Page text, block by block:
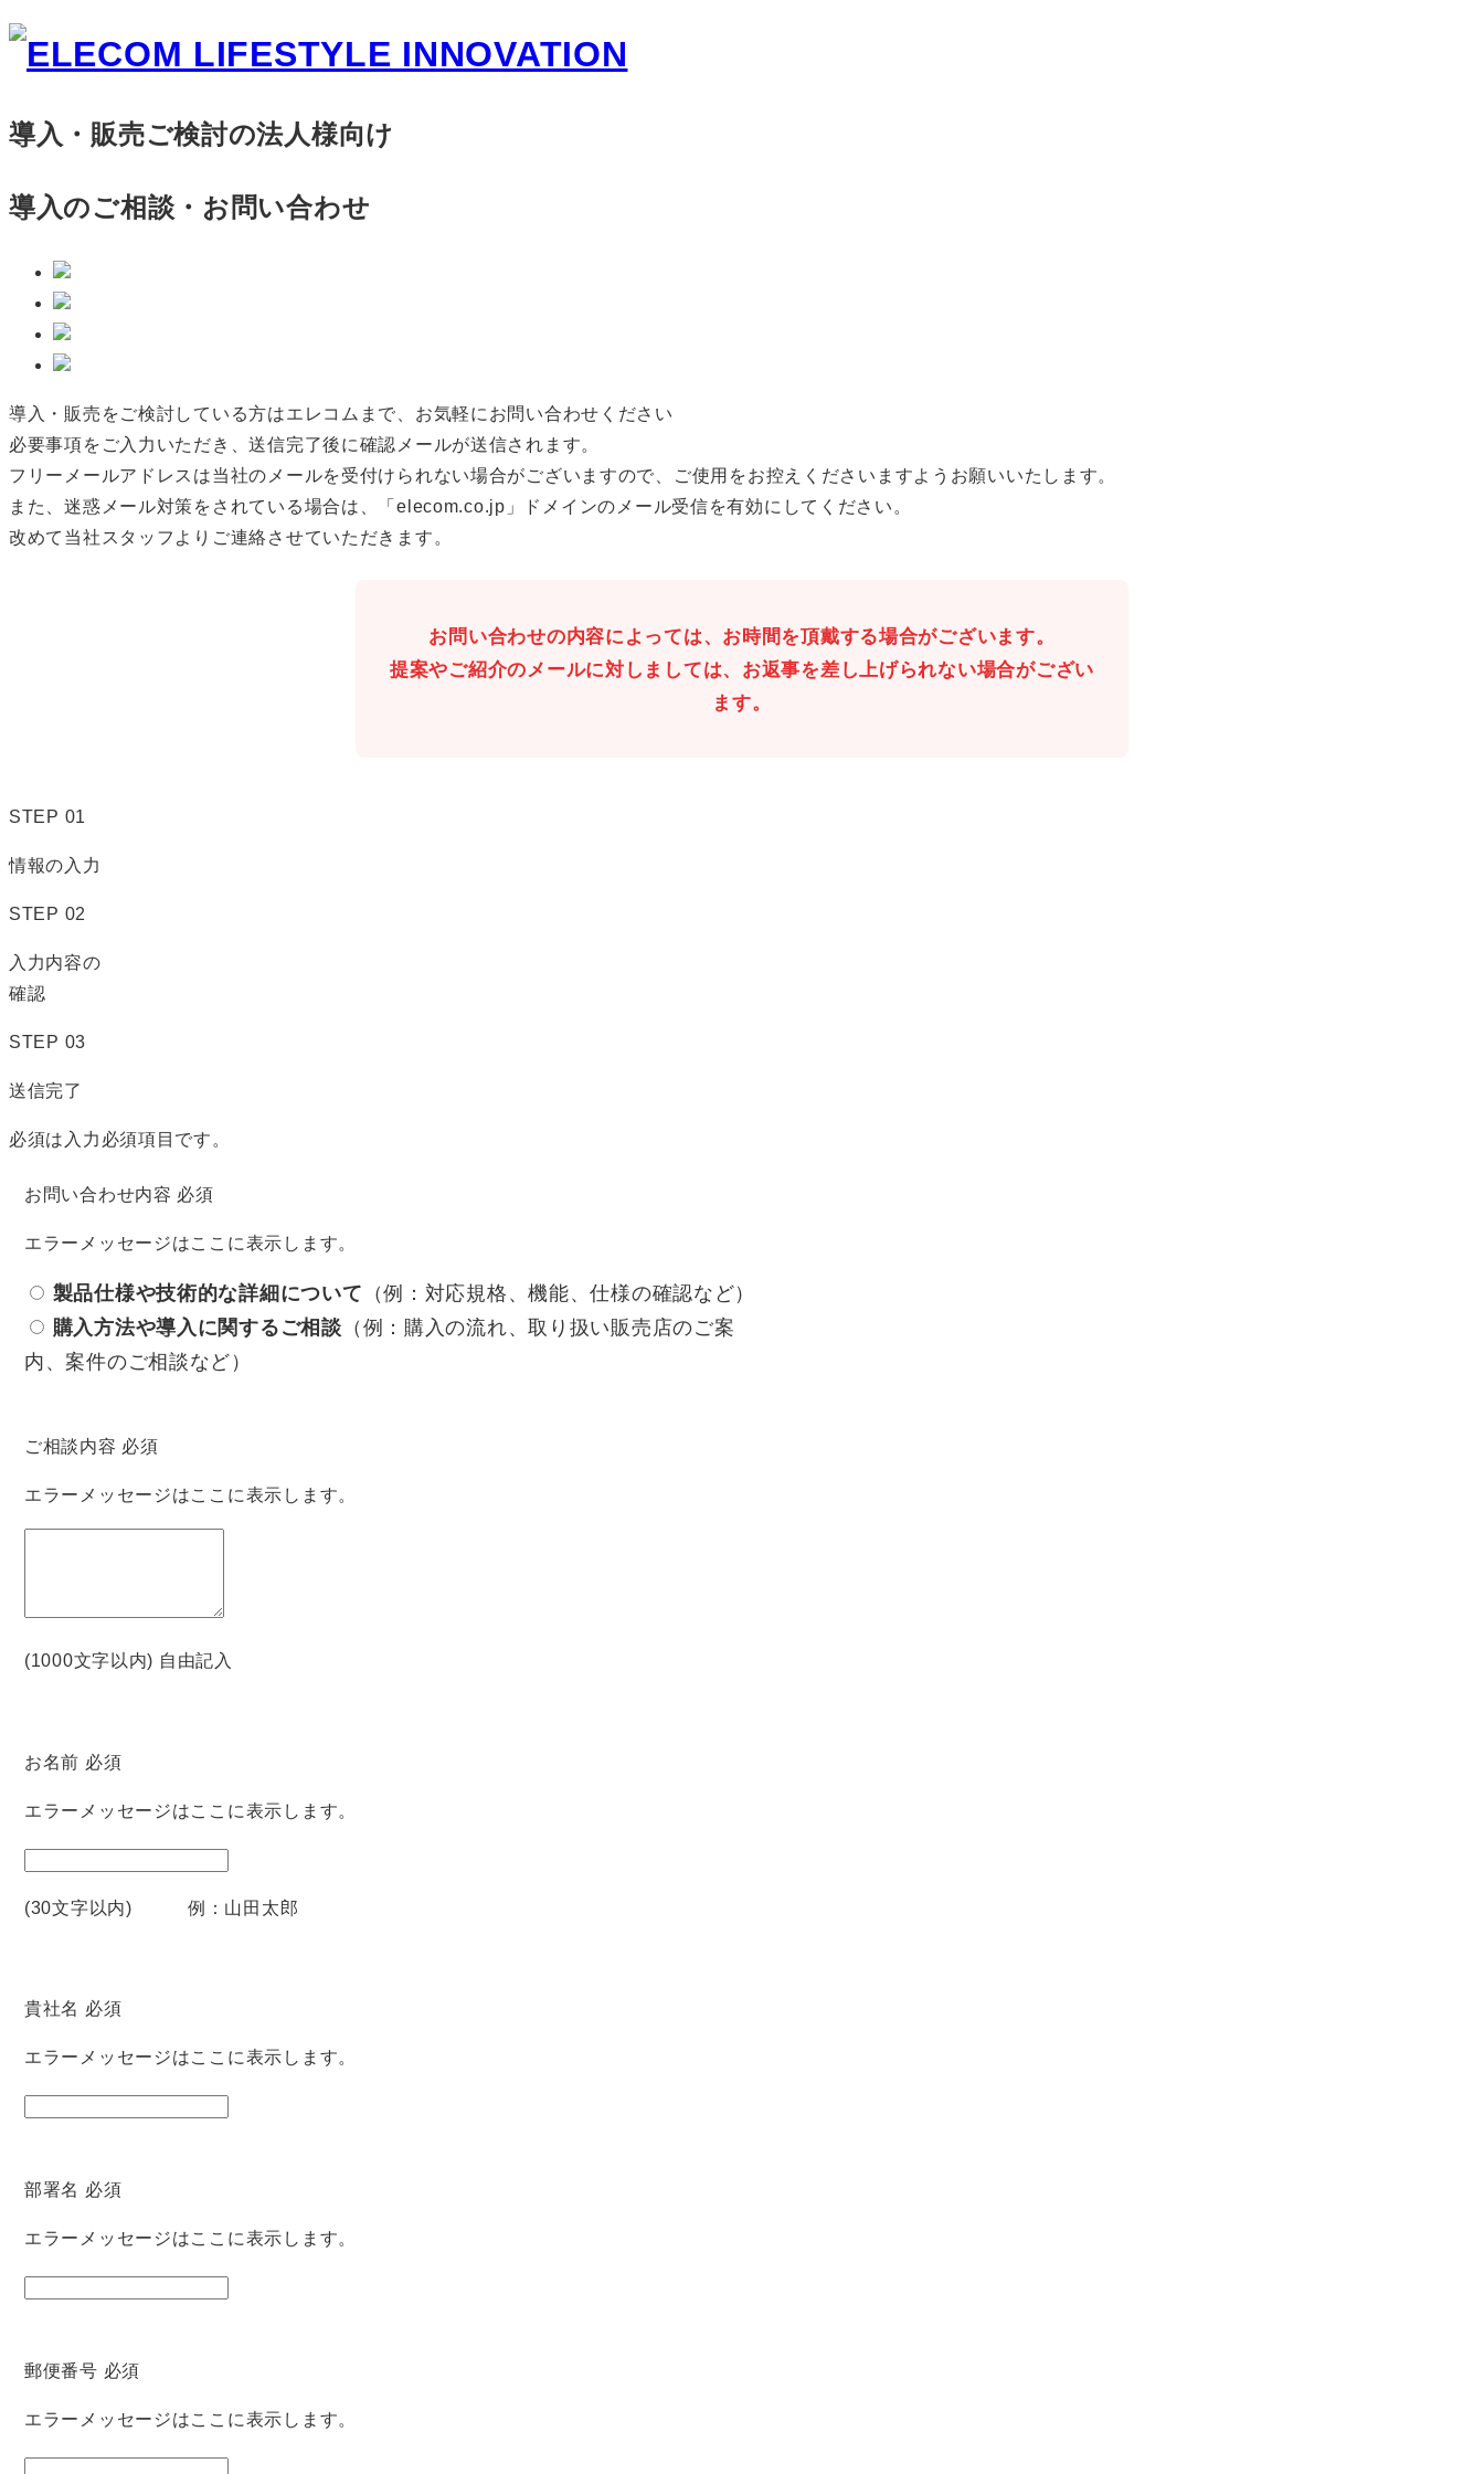
導入・販売ご検討の法人様向け
導入のご相談・お問い合わせ
導入・販売をご検討している方はエレコムまで、お気軽にお問い合わせください
必要事項をご入力いただき、送信完了後に確認メールが送信されます。
フリーメールアドレスは当社のメールを受付けられない場合がございますので、ご使用をお控えくださいますようお願いいたします。
また、迷惑メール対策をされている場合は、「elecom.co.jp」ドメインのメール受信を有効にしてください。
改めて当社スタッフよりご連絡させていただきます。
お問い合わせの内容によっては、お時間を頂戴する場合がございます。
提案やご紹介のメールに対しましては、お返事を差し上げられない場合がござい
ます。
STEP 01
情報の入力
STEP 02
入力内容の
確認
STEP 03
送信完了
必須は入力必須項目です。
お問い合わせ内容 必須
エラーメッセージはここに表示します。
製品仕様や技術的な詳細について （例：対応規格、機能、仕様の確認など）
購入方法や導入に関するご相談 （例：購入の流れ、取り扱い販売店のご案
内、案件のご相談など）
ご相談内容 必須
エラーメッセージはここに表示します。
(1000文字以内) 自由記入
お名前 必須
エラーメッセージはここに表示します。
(30文字以内) 例：山田太郎
貴社名 必須
エラーメッセージはここに表示します。
部署名 必須
エラーメッセージはここに表示します。
郵便番号 必須
エラーメッセージはここに表示します。